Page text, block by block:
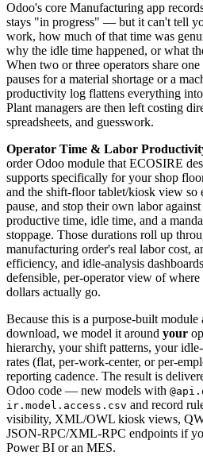
Odoo's core Manufacturing app
stays "in progress" — but it can't tell
work, how much of that time was
why the idle time happened, or what
When two or three operators share
pauses for a material shortage or a
productivity log flattens everything
Plant managers are then left costing
spreadsheets, and guesswork.
Operator Time & Labor
order Odoo module that ECOSIRE
supports specifically for your shop
and the shift-floor tablet/kiosk view so
pause, and stop their own labor
productive time, idle time, and a
stoppage. Those durations roll up
manufacturing order's real labor cost,
efficiency, and idle-analysis
defensible, per-operator view of
dollars actually go.
Because this is a purpose-built module
download, we model it around your
hierarchy, your shift patterns, your
rates (flat, per-work-center, or per-
reporting cadence. The result is
Odoo code — new models with
ir.model.access.csv and record
visibility, XML/OWL kiosk views,
JSON-RPC/XML-RPC endpoints if
Power BI or an MES.